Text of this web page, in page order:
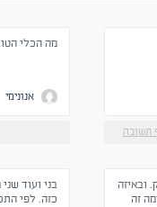
תשובה
מה הכלי
אנונימי
ובאיזה
זה
בני ועוד
כזה. לפי